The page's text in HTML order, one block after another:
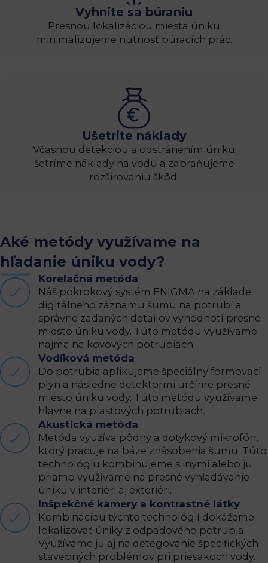
Vyhnite sa búraniu
Presnou lokalizáciou miesta úniku
minimalizujeme nutnosť búracích prác.
Ušetrite náklady
Včasnou detekciou a odstránením úniku
šetríme náklady na vodu a zabraňujeme
rozširovaniu škôd.
Aké metódy využívame na
hľadanie úniku vody?
Korelačná metóda
Náš pokrokový systém ENIGMA na základe
digitálneho záznamu šumu na potrubí a
správne zadaných detailov vyhodnotí presné
miesto úniku vody. Túto metódu využívame
najmä na kovových potrubiach.
Vodíková metóda
Do potrubia aplikujeme špeciálny formovací
plyn a následne detektormi určíme presné
miesto úniku vody. Túto metódu využívame
hlavne na plastových potrubiach.
Akustická metóda
Metóda využíva pôdny a dotykový mikrofón,
ktorý pracuje na báze znásobenia šumu. Túto
technológiu kombinujeme s inými alebo ju
priamo využívame na presné vyhľadávanie
úniku v interiéri aj exteriéri.
Inšpekčné kamery a kontrastné látky
Kombináciou týchto technológií dokážeme
lokalizovať úniky z odpadového potrubia.
Využívame ju aj na detegovanie špecifických
stavebných problémov pri priesakoch vody.